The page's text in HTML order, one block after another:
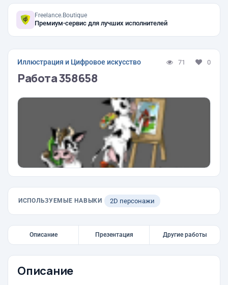
Freelance.Boutique
Премиум-сервис для лучших исполнителей
Иллюстрация и Цифровое искусство 71 0
Работа 358658
ИСПОЛЬЗУЕМЫЕ НАВЫКИ 2D персонажи
Описание Презентация Другие работы
Описание